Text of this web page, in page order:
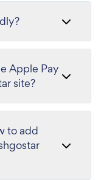
Apple Pay
site?
to add